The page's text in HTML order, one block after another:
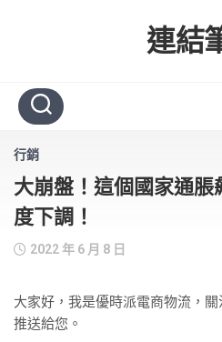
連結
行銷
大崩盤！這個國家通
度下調！
2022 年 6 月 8 日
大家好，我是優時派電商物流，
推送給您。